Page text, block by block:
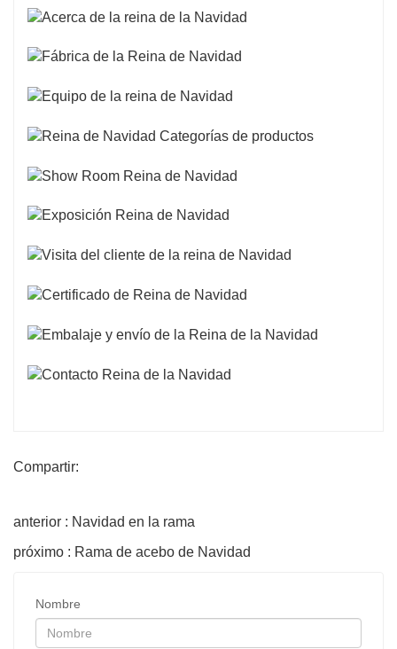
Compartir:
anterior : Navidad en la rama
próximo : Rama de acebo de Navidad
Nombre